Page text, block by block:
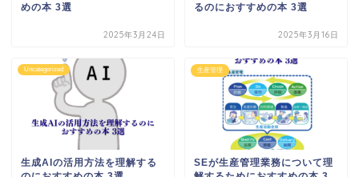
めの本 3選
2025年3月24日
るのにおすすめの本 3選
2025年3月16日
Uncategorized
生成AIの活用方法を理解する
生産管理
SEが生産管理業務について理